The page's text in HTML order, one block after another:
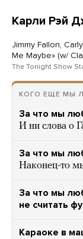
Карли Рэй
Jimmy Fallon,
Me Maybe» (w/
The Tonight Show
КОГО ЕЩЕ МЫ
За что мы
И ни слова о
За что мы
Наконец-то
За что мы
не считать
Караоке в